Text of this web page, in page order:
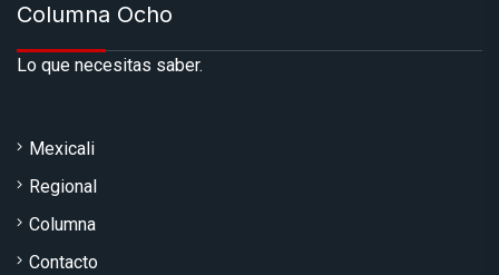
Columna Ocho
Lo que necesitas saber.
Mexicali
Regional
Columna
Contacto